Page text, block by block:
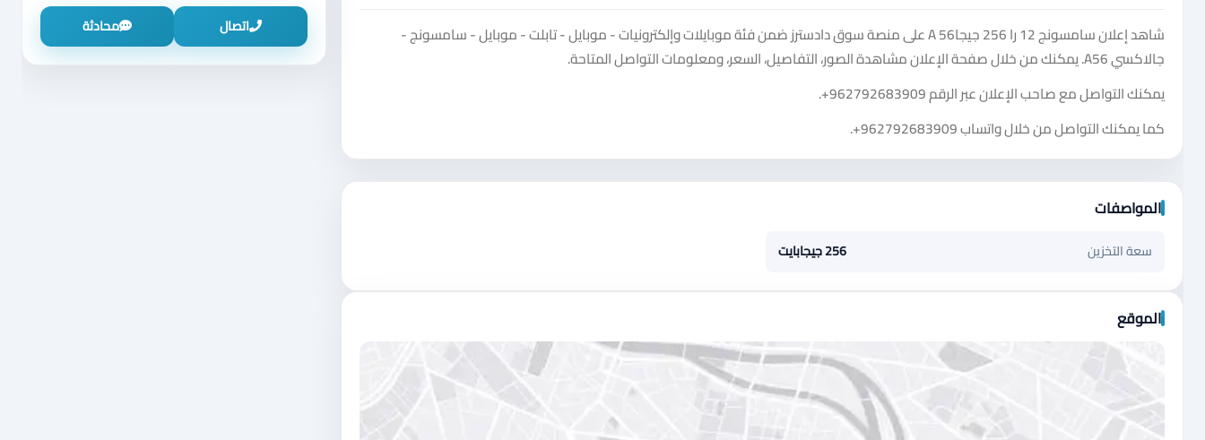
شاهد إعلان سامسونج 12 را 256 جيجاA 56 على منصة سوق دادسترز ضمن فئة موبايلات وإلكترونيات - موبايل - تابلت - موبايل - سامسونج -
جالاكسي A56. يمكنك من خلال صفحة الإعلان مشاهدة الصور، التفاصيل، السعر، ومعلومات التواصل المتاحة.
يمكنك التواصل مع صاحب الإعلان عبر الرقم+962792683909
.
كما يمكنك التواصل من خلال واتساب+962792683909
.
المواصفات
سعة التخزين 256 جيجابايت
الموقع
اتصال
محادثة